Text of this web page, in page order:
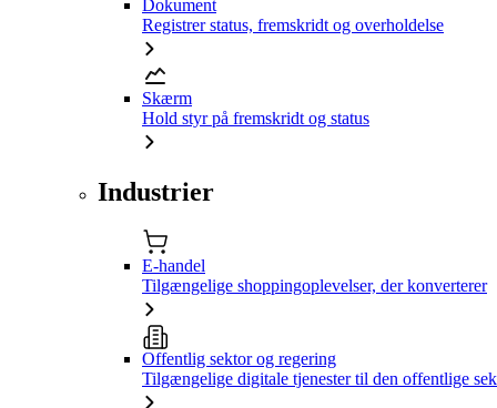
Dokument
Registrer status, fremskridt og overholdelse
Skærm
Hold styr på fremskridt og status
Industrier
E-handel
Tilgængelige shoppingoplevelser, der konverterer
Offentlig sektor og regering
Tilgængelige digitale tjenester til den offentlige